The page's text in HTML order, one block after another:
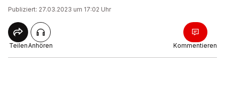
Publiziert: 27.03.2023 um 17:02 Uhr
TeilenAnhören Kommentieren